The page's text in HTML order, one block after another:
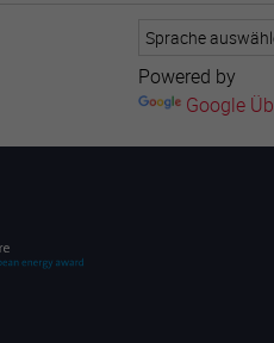
Powered by
Google